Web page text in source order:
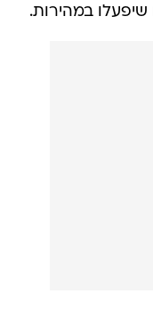
שיפעלו במהירות.